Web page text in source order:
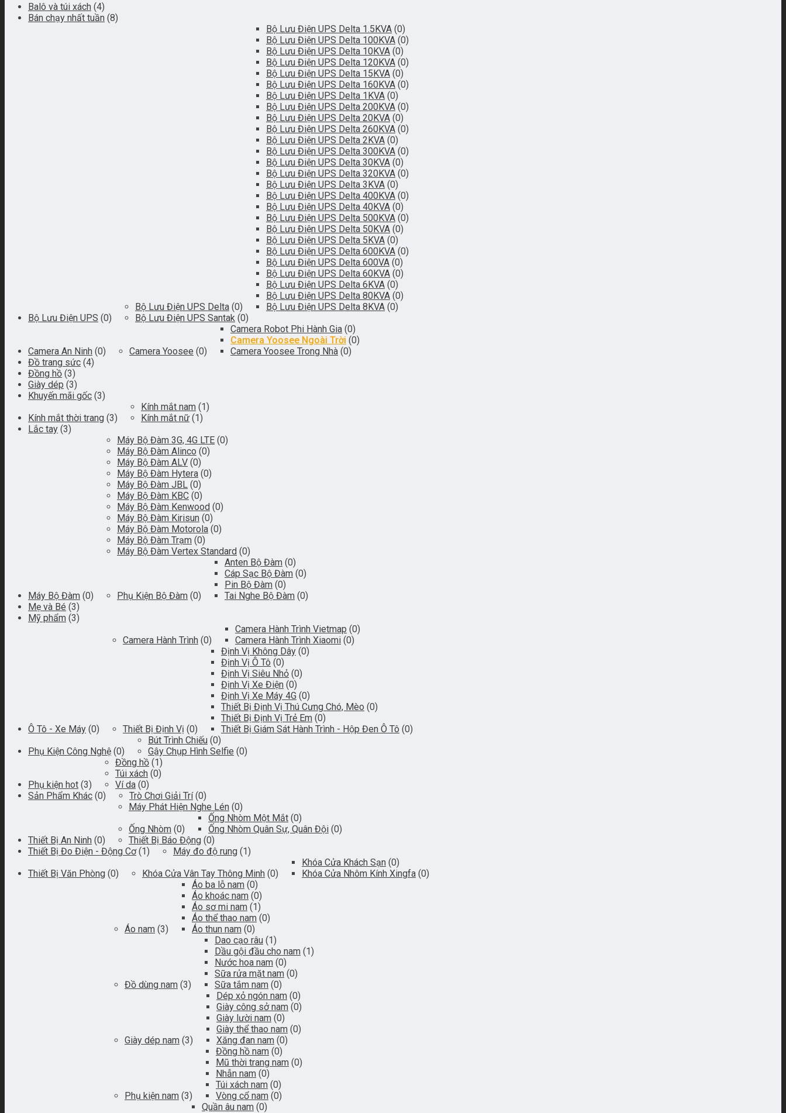
Balô và túi xách (4)
Bán chạy nhất tuần (8)
Bộ Lưu Điện UPS (0)
Bộ Lưu Điện UPS Delta (0)
Bộ Lưu Điện UPS Delta 1.5KVA (0)
Bộ Lưu Điện UPS Delta 100KVA (0)
Bộ Lưu Điện UPS Delta 10KVA (0)
Bộ Lưu Điện UPS Delta 120KVA (0)
Bộ Lưu Điện UPS Delta 15KVA (0)
Bộ Lưu Điện UPS Delta 160KVA (0)
Bộ Lưu Điện UPS Delta 1KVA (0)
Bộ Lưu Điện UPS Delta 200KVA (0)
Bộ Lưu Điện UPS Delta 20KVA (0)
Bộ Lưu Điện UPS Delta 260KVA (0)
Bộ Lưu Điện UPS Delta 2KVA (0)
Bộ Lưu Điện UPS Delta 300KVA (0)
Bộ Lưu Điện UPS Delta 30KVA (0)
Bộ Lưu Điện UPS Delta 320KVA (0)
Bộ Lưu Điện UPS Delta 3KVA (0)
Bộ Lưu Điện UPS Delta 400KVA (0)
Bộ Lưu Điện UPS Delta 40KVA (0)
Bộ Lưu Điện UPS Delta 500KVA (0)
Bộ Lưu Điện UPS Delta 50KVA (0)
Bộ Lưu Điện UPS Delta 5KVA (0)
Bộ Lưu Điện UPS Delta 600KVA (0)
Bộ Lưu Điện UPS Delta 600VA (0)
Bộ Lưu Điện UPS Delta 60KVA (0)
Bộ Lưu Điện UPS Delta 6KVA (0)
Bộ Lưu Điện UPS Delta 80KVA (0)
Bộ Lưu Điện UPS Delta 8KVA (0)
Bộ Lưu Điện UPS Santak (0)
Camera An Ninh (0) Camera Yoosee (0)
Camera Robot Phi Hành Gia (0)
Camera Yoosee Ngoài Trời (0)
Camera Yoosee Trong Nhà (0)
Đồ trang sức (4)
Đồng hồ (3)
Giày dép (3)
Khuyến mãi gốc (3)
Kính mắt thời trang (3)
Kính mắt nam (1)
Kính mắt nữ (1)
Lắc tay (3)
Máy Bộ Đàm (0)
Máy Bộ Đàm 3G, 4G LTE (0)
Máy Bộ Đàm Alinco (0)
Máy Bộ Đàm ALV (0)
Máy Bộ Đàm Hytera (0)
Máy Bộ Đàm JBL (0)
Máy Bộ Đàm KBC (0)
Máy Bộ Đàm Kenwood (0)
Máy Bộ Đàm Kirisun (0)
Máy Bộ Đàm Motorola (0)
Máy Bộ Đàm Trạm (0)
Máy Bộ Đàm Vertex Standard (0)
Phụ Kiện Bộ Đàm (0)
Anten Bộ Đàm (0)
Cáp Sạc Bộ Đàm (0)
Pin Bộ Đàm (0)
Tai Nghe Bộ Đàm (0)
Mẹ và Bé (3)
Mỹ phẩm (3)
Ô Tô - Xe Máy (0)
Camera Hành Trình (0)
Camera Hành Trình Vietmap (0)
Camera Hành Trình Xiaomi (0)
Thiết Bị Định Vị (0)
Định Vị Không Dây (0)
Định Vị Ô Tô (0)
Định Vị Siêu Nhỏ (0)
Định Vị Xe Điện (0)
Định Vị Xe Máy 4G (0)
Thiết Bị Định Vị Thú Cưng Chó, Mèo (0)
Thiết Bị Định Vị Trẻ Em (0)
Thiết Bị Giám Sát Hành Trình - Hộp Đen Ô Tô (0)
Phụ Kiện Công Nghệ (0)
Bút Trình Chiếu (0)
Gậy Chụp Hình Selfie (0)
Phụ kiện hot (3)
Đồng hồ (1)
Túi xách (0)
Ví da (0)
Sản Phẩm Khác (0) Trò Chơi Giải Trí (0)
Thiết Bị An Ninh (0)
Máy Phát Hiện Nghe Lén (0)
Ống Nhòm (0)
Ống Nhòm Một Mắt (0)
Ống Nhòm Quân Sự, Quân Đội (0)
Thiết Bị Báo Động (0)
Thiết Bị Đo Điện - Động Cơ (1) Máy đo độ rung (1)
Thiết Bị Văn Phòng (0) Khóa Cửa Vân Tay Thông Minh (0)
Khóa Cửa Khách Sạn (0)
Khóa Cửa Nhôm Kính Xingfa (0)
Áo nam (3)
Áo ba lỗ nam (0)
Áo khoác nam (0)
Áo sơ mi nam (1)
Áo thể thao nam (0)
Áo thun nam (0)
Đồ dùng nam (3)
Dao cạo râu (1)
Dầu gội đầu cho nam (1)
Nước hoa nam (0)
Sữa rửa mặt nam (0)
Sữa tắm nam (0)
Giày dép nam (3)
Dép xỏ ngón nam (0)
Giày công sở nam (0)
Giày lười nam (0)
Giày thể thao nam (0)
Xăng đan nam (0)
Phụ kiện nam (3)
Đồng hồ nam (0)
Mũ thời trang nam (0)
Nhẫn nam (0)
Túi xách nam (0)
Vòng cổ nam (0)
Quần âu nam (0)